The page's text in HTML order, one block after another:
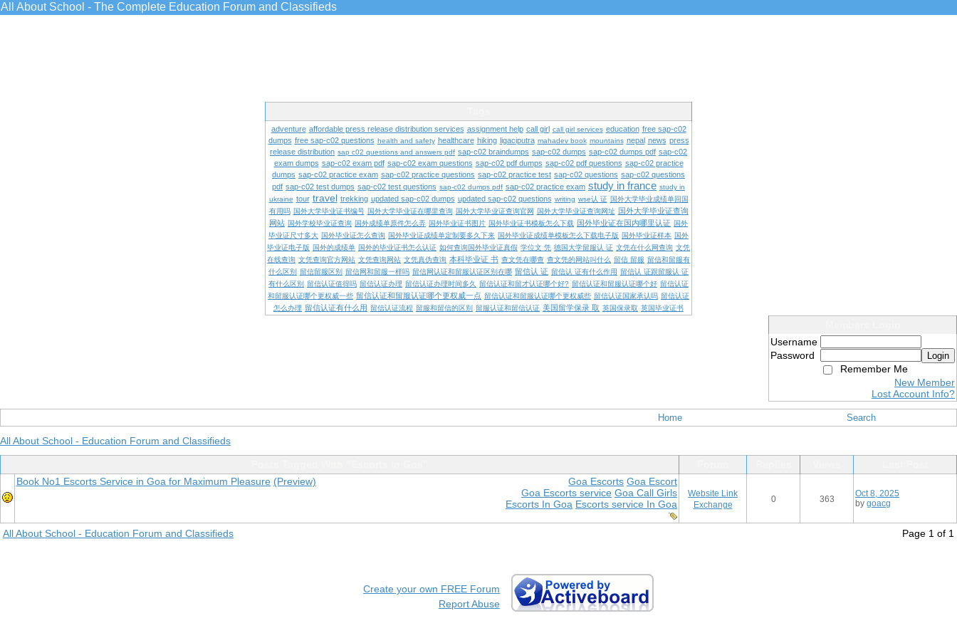
All About School - The Complete Education Forum and Classifieds
adventure affordable press release distribution services assignment help call girl call girl services education free sap-c02
dumps free sap-c02 questions health and safety healthcare hiking ligaciputra mahadev book mountains nepal news press
release distribution sap c02 questions and answers pdf sap-c02 braindumps sap-c02 dumps sap-c02 dumps pdf sap-c02
exam dumps sap-c02 exam pdf sap-c02 exam questions sap-c02 pdf dumps sap-c02 pdf questions sap-c02 practice
dumps sap-c02 practice exam sap-c02 practice questions sap-c02 practice test sap-c02 questions sap-c02 questions
pdf sap-c02 test dumps sap-c02 test questions sap-c02 dumps pdf sap-c02 practice exam study in france study in
ukraine tour travel trekking updated sap-c02 dumps updated sap-c02 questions writing wse认 证 国外大学毕业成绩单回国
有用吗 国外大学毕业证书编号 国外大学毕业证在哪里查询 国外大学毕业证查询官网 国外大学毕业证查询网址 国外大学毕业证查询
网站 国外学校毕业证查询 国外成绩单原件怎么弄 国外毕业证书图片 国外毕业证书模板怎么下载 国外毕业证在国内哪里认证 国外
毕业证尺寸多大 国外毕业证怎么查询 国外毕业证成绩单定制要多久下来 国外毕业证成绩单模板怎么下载电子版 国外毕业证样本 国外
毕业证电子版 国外的成绩单 国外的毕业证书怎么认证 如何查询国外毕业证真假 学位文 凭 德国大学留服认 证 文凭在什么网查询 文凭
在线查询 文凭查询官方网站 文凭查询网站 文凭真伪查询 本科毕业证 书 查文凭在哪查 查文凭的网站叫什么 留信 留服 留信和留服有
什么区别 留信留服区别 留信网和留服一样吗 留信网认证和留服认证区别在哪 留信认 证 留信认 证有什么作用 留信认 证跟留服认 证
有什么区别 留信认证值得吗 留信认证办理 留信认证办理时间多久 留信认证和留才认证哪个好? 留信认证和留服认证哪个好 留信认证
和留服认证哪个更权威一些 留信认证和留服认证哪个更权威一点 留信认证和留服认证哪个更权威些 留信认证国家承认吗 留信认证
怎么办理 留信认证有什么用 留信认证流程 留服和留信的区别 留服认证和留信认证 美国留学保录 取 英国保录取 英国毕业证书
Username
Password
Login
Remember Me
New Member
Lost Account Info?
Home Search
All About School - Education Forum and Classifieds
Goa Escorts Goa Escort
Goa Escorts service Goa Call Girls
Escorts In Goa Escorts service In Goa
Book No1 Escorts Service in Goa for Maximum Pleasure (Preview)
Website Link
Exchange
0 363
Oct 8, 2025
by goacg
All About School - Education Forum and Classifieds Page 1 of 1
Create your own FREE Forum
Report Abuse